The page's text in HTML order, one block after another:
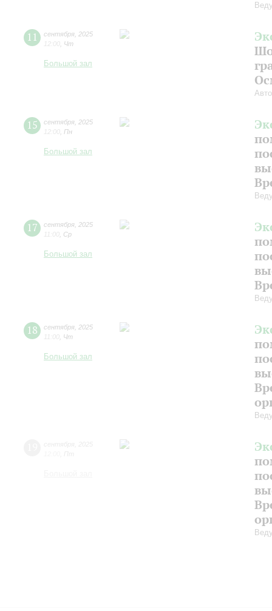
11 сентября 2025
12:00 Чт
Большой зал
15 сентября 2025
12:00 Пн
Большой зал
17 сентября 2025
11:00 Ср
Большой зал
18 сентября 2025
11:00 Чт
Большой зал